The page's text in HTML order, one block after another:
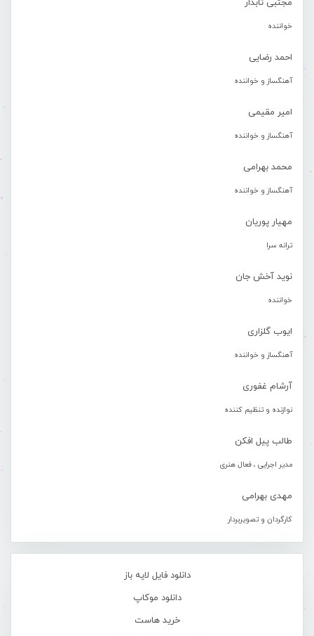
مجتبی تابدار
خواننده
احمد رضایی
آهنگساز و خواننده
امیر مقیمی
آهنگساز و خواننده
محمد بهرامی
آهنگساز و خواننده
مهیار پوریان
ترانه سرا
نوید آخش جان
خواننده
ایوب گلزاری
آهنگساز و خواننده
آرشام غفوری
نوازنده و تنظیم کننده
طالب پیل افکن
مدیر اجرایی ، فعال هنری
مهدی بهرامی
کارگردان و تصویربردار
دانلود فایل لایه باز
دانلود موکاپ
خرید هاست